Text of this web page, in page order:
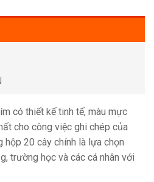
có thiết kế tinh tế, màu mực
cho công việc ghi chép của
20 cây chính là lựa chọn
trường học và các cá nhân với